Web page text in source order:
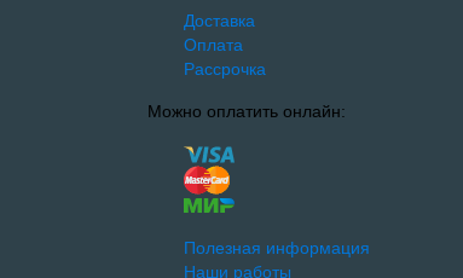
Доставка
Оплата
Рассрочка
Можно оплатить онлайн:
Полезная информация
Наши работы